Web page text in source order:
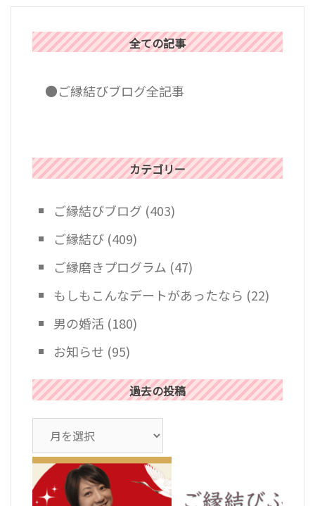
全ての記事
●ご縁結びブログ全記事
カテゴリー
ご縁結びブログ (403)
ご縁結び (409)
ご縁磨きプログラム (47)
もしもこんなデートがあったなら (22)
男の婚活 (180)
お知らせ (95)
過去の投稿
ー
カ
イ